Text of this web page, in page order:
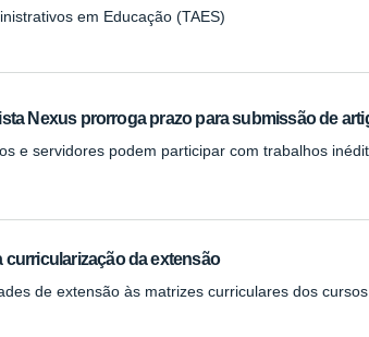
em Educação (TAES)
Nexus prorroga prazo para submissão de
e servidores podem participar com trabalhos
curricularização da extensão
de extensão às matrizes curriculares dos